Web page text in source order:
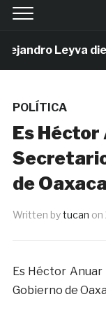
Leyva
POLÍTICA
Es
de Oaxaca
Written bytucan on
Es Héctor Anuar
Gobierno de